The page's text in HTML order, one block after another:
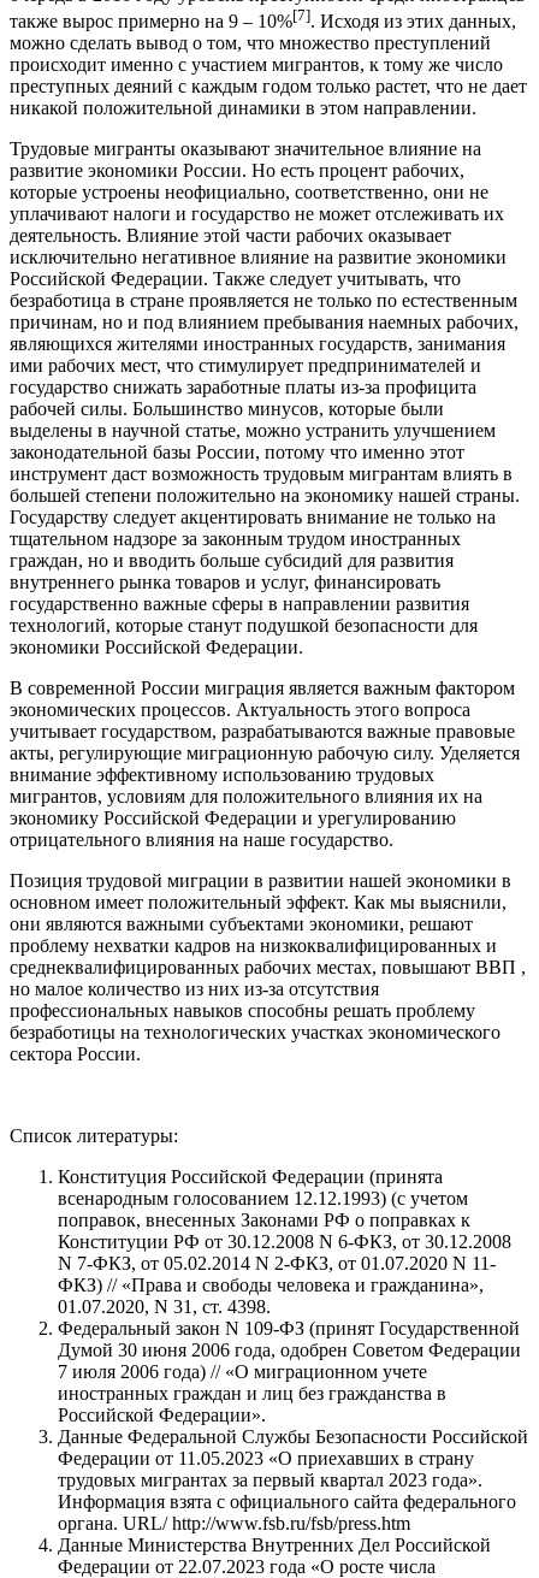
также вырос примерно на 9 – 10%[7]. Исходя из этих данных,
можно сделать вывод о том, что множество преступлений
происходит именно с участием мигрантов, к тому же число
преступных деяний с каждым годом только растет, что не дает
никакой положительной динамики в этом направлении.
Трудовые мигранты оказывают значительное влияние на
развитие экономики России. Но есть процент рабочих,
которые устроены неофициально, соответственно, они не
уплачивают налоги и государство не может отслеживать их
деятельность. Влияние этой части рабочих оказывает
исключительно негативное влияние на развитие экономики
Российской Федерации. Также следует учитывать, что
безработица в стране проявляется не только по естественным
причинам, но и под влиянием пребывания наемных рабочих,
являющихся жителями иностранных государств, занимания
ими рабочих мест, что стимулирует предпринимателей и
государство снижать заработные платы из-за профицита
рабочей силы. Большинство минусов, которые были
выделены в научной статье, можно устранить улучшением
законодательной базы России, потому что именно этот
инструмент даст возможность трудовым мигрантам влиять в
большей степени положительно на экономику нашей страны.
Государству следует акцентировать внимание не только на
тщательном надзоре за законным трудом иностранных
граждан, но и вводить больше субсидий для развития
внутреннего рынка товаров и услуг, финансировать
государственно важные сферы в направлении развития
технологий, которые станут подушкой безопасности для
экономики Российской Федерации.
В современной России миграция является важным фактором
экономических процессов. Актуальность этого вопроса
учитывает государством, разрабатываются важные правовые
акты, регулирующие миграционную рабочую силу. Уделяется
внимание эффективному использованию трудовых
мигрантов, условиям для положительного влияния их на
экономику Российской Федерации и урегулированию
отрицательного влияния на наше государство.
Позиция трудовой миграции в развитии нашей экономики в
основном имеет положительный эффект. Как мы выяснили,
они являются важными субъектами экономики, решают
проблему нехватки кадров на низкоквалифицированных и
среднеквалифицированных рабочих местах, повышают ВВП ,
но малое количество из них из-за отсутствия
профессиональных навыков способны решать проблему
безработицы на технологических участках экономического
сектора России.
Список литературы:
Конституция Российской Федерации (принята
всенародным голосованием 12.12.1993) (с учетом
поправок, внесенных Законами РФ о поправках к
Конституции РФ от 30.12.2008 N 6-ФКЗ, от 30.12.2008
N 7-ФКЗ, от 05.02.2014 N 2-ФКЗ, от 01.07.2020 N 11-
ФКЗ) // «Права и свободы человека и гражданина»,
01.07.2020, N 31, ст. 4398.
Федеральный закон N 109-ФЗ (принят Государственной
Думой 30 июня 2006 года, одобрен Советом Федерации
7 июля 2006 года) // «О миграционном учете
иностранных граждан и лиц без гражданства в
Российской Федерации».
Данные Федеральной Службы Безопасности Российской
Федерации от 11.05.2023 «О приехавших в страну
трудовых мигрантах за первый квартал 2023 года».
Информация взята с официального сайта федерального
органа. URL/ http://www.fsb.ru/fsb/press.htm
Данные Министерства Внутренних Дел Российской
Федерации от 22.07.2023 года «О росте числа